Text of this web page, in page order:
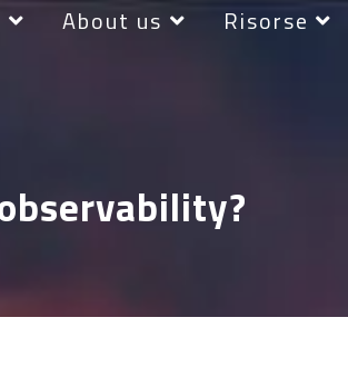
About us Risorse